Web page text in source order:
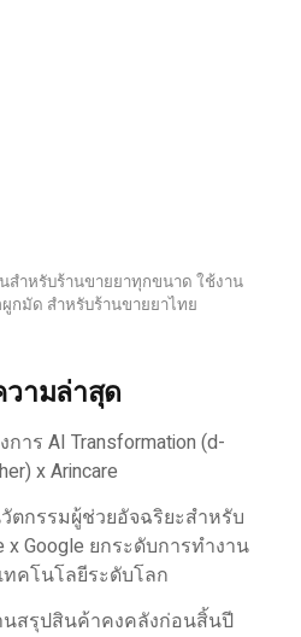
สำหรับร้านขายยาทุกขนาด ใช้งาน
กมัด สำหรับร้านขายยาไทย
ามล่าสุด
ร AI Transformation (d-
x Arincare
ตกรรมผู้ช่วยอัจฉริยะสำหรับ
x Google ยกระดับการทำงาน
ทคโนโลยีระดับโลก
นสรุปสินค้าคงคลังก่อนสิ้นปี